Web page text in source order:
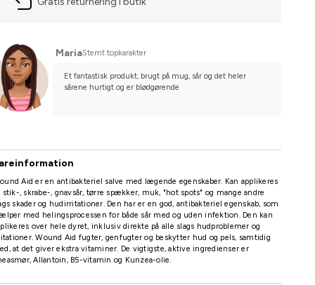
MariaStemt topkarakter
Et fantastisk produkt, brugt på mug, sår og det heler
sårene hurtigt og er blødgørende
Aid er en antibakteriel salve med lægende egenskaber. Kan applikeres
stik-, skrabe-, gnavsår, tørre spækker, muk, "hot spots" og mange andre
skader og hudirritationer. Den har er en god, antibakteriel egenskab, som
med helingsprocessen for både sår med og uden infektion. Den kan
over hele dyret, inklusiv direkte på alle slags hudproblemer og
Wound Aid fugter, genfugter og beskytter hud og pels, samtidig
at det giver ekstra vitaminer. De vigtigste, aktive ingredienser er
Allantoin, B5-vitamin og Kunzea-olie.